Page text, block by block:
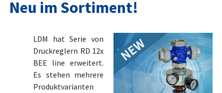
Neu im Sortiment!
LDM hat Serie von
Druckreglern RD 12x
BEE line erweitert.
Es stehen mehrere
Produktvarianten